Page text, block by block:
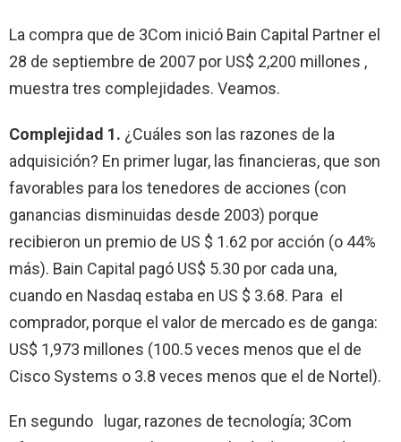
La compra que de 3Com inició Bain Capital Partner el
28 de septiembre de 2007 por US$ 2,200 millones ,
muestra tres complejidades. Veamos.
Complejidad 1. ¿Cuáles son las razones de la
adquisición? En primer lugar, las financieras, que son
favorables para los tenedores de acciones (con
ganancias disminuidas desde 2003) porque
recibieron un premio de US $ 1.62 por acción (o 44%
más). Bain Capital pagó US$ 5.30 por cada una,
cuando en Nasdaq estaba en US $ 3.68. Para el
comprador, porque el valor de mercado es de ganga:
US$ 1,973 millones (100.5 veces menos que el de
Cisco Systems o 3.8 veces menos que el de Nortel).
En segundo lugar, razones de tecnología; 3Com